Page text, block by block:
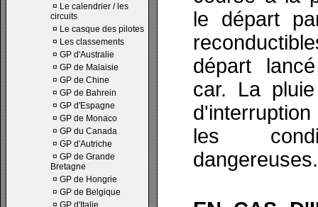
¤ Le calendrier / les
circuits
¤ Le casque des pilotes
¤ Les classements
¤ GP d'Australie
¤ GP de Malaisie
¤ GP de Chine
¤ GP de Bahrein
¤ GP d'Espagne
¤ GP de Monaco
¤ GP du Canada
¤ GP d'Autriche
¤ GP de Grande
Bretagne
¤ GP de Hongrie
¤ GP de Belgique
¤ GP d'Italie
le départ
départ
car. La
les
dangereuses.